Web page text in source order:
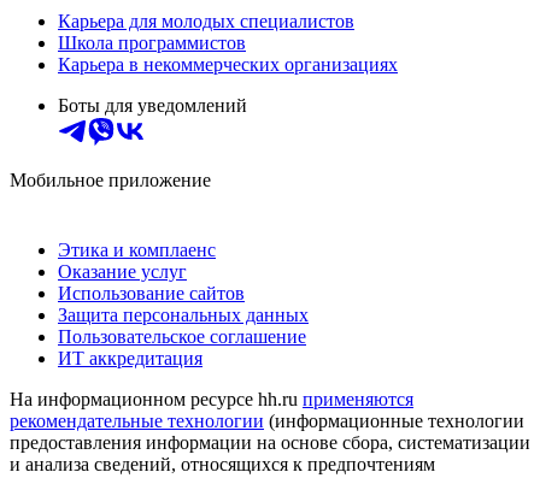
Карьера для молодых специалистов
Школа программистов
Карьера в некоммерческих организациях
Боты для уведомлений
Мобильное приложение
Этика и комплаенс
Оказание услуг
Использование сайтов
Защита персональных данных
Пользовательское соглашение
ИТ аккредитация
На информационном ресурсе hh.ru применяются
рекомендательные технологии (информационные технологии
предоставления информации на основе сбора, систематизации
и анализа сведений, относящихся к предпочтениям